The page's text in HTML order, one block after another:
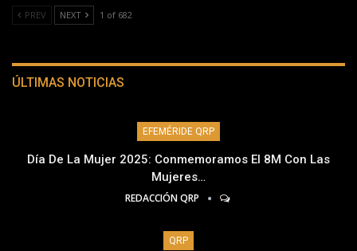
PREV NEXT 1 of 682
ÚLTIMAS NOTICIAS
EFEMÉRIDE QRP
Día De La Mujer 2025: Conmemoramos El 8M Con Las
Mujeres…
REDACCIÓN QRP
QRP